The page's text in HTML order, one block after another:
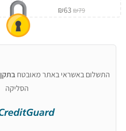
₪79
₪63
התשלום באשראי באתר מאובטח בתקן PCI DSS
הסליקה